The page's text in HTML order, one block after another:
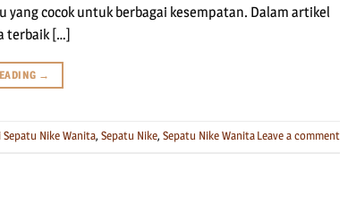
cocok untuk berbagai kesempatan. Dalam artikel
terbaik […]
→
Sepatu Nike Wanita, Sepatu Nike, Sepatu Nike Wanita Leave a comment